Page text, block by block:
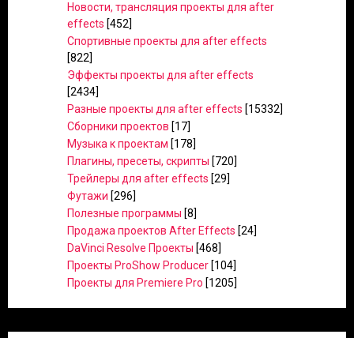
Новости, трансляция проекты для after
effects [452]
Спортивные проекты для after effects
[822]
Эффекты проекты для after effects
[2434]
Разные проекты для after effects [15332]
Сборники проектов [17]
Музыка к проектам [178]
Плагины, пресеты, скрипты [720]
Трейлеры для after effects [29]
Футажи [296]
Полезные программы [8]
Продажа проектов After Effects [24]
DaVinci Resolve Проекты [468]
Проекты ProShow Producer [104]
Проекты для Premiere Pro [1205]